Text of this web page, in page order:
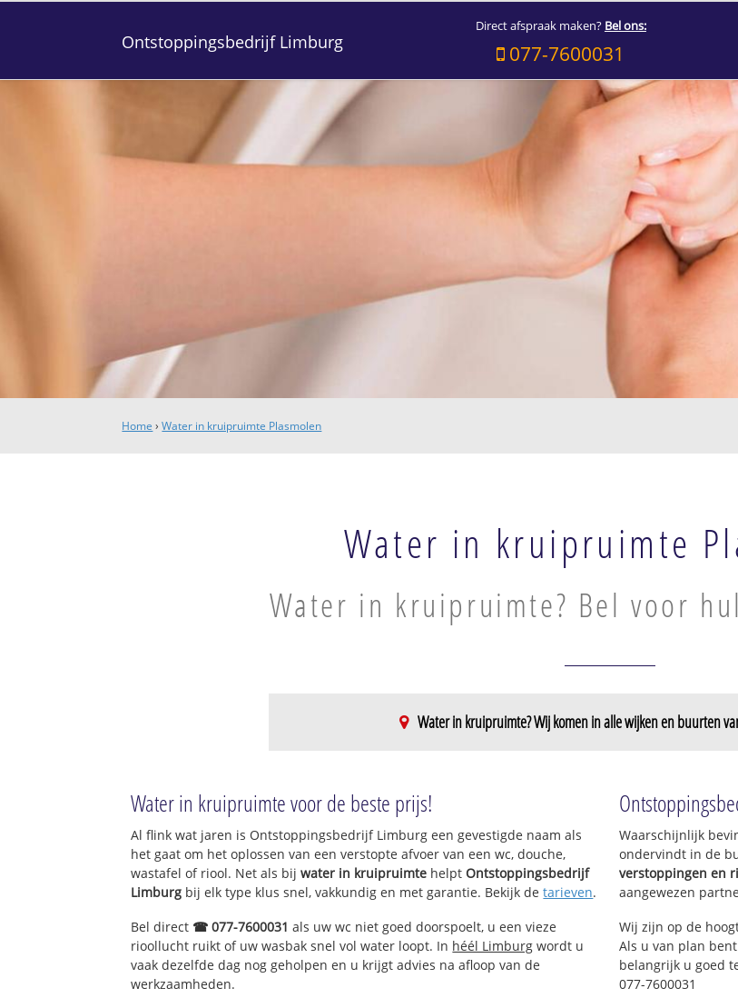
Ontstoppingsbedrijf Limburg
Direct afspraak maken? Bel ons:
077-7600031
Home ›Water in kruipruimte Plasmolen
Water in kruipruimte
Water in kruipruimte? Bel voor
Water in kruipruimte? Wij komen in alle wijken en buurten
Middelaar Katerbosch en
Heikant
Water in kruipruimte voor de beste prijs!
Al flink wat jaren is Ontstoppingsbedrijf Limburg een gevestigde naam als
het gaat om het oplossen van een verstopte afvoer van een wc, douche,
wastafel of riool. Net als bijwater in kruipruimte helptOntstoppingsbedrijf
Limburg bij elk type klus snel, vakkundig en met garantie. Bekijk detarieven.
Bel direct ☎ 077-7600031 als uw wc niet goed doorspoelt, u een vieze
rioollucht ruikt of uw wasbak snel vol water loopt. In héél Limburg wordt u
vaak dezelfde dag nog geholpen en u krijgt advies na afloop van de
werkzaamheden.
Waarschijnlijk
ondervindt in de
verstoppingen en
aangewezen
Wij zijn op de
Als u van plan
belangrijk u goed
077-7600031